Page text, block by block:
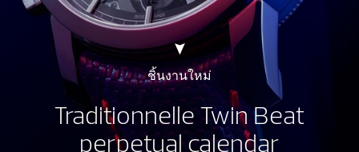
ชิ้นงานใหม่
Traditionnelle Twin Beat
perpetual calendar